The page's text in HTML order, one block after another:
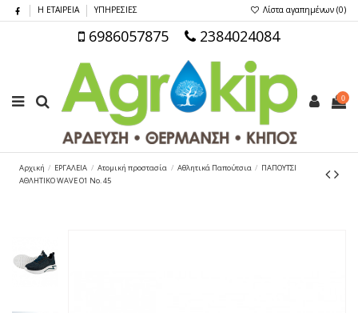
Η ΕΤΑΙΡΕΙΑ ΥΠΗΡΕΣΙΕΣ Λίστα αγαπημένων (0)
6986057875 2384024084
0
Αρχική ΕΡΓΑΛΕΙΑ Ατομική προστασία Αθλητικά Παπούτσια
ΠΑΠΟΥΤΣΙ
ΑΘΛΗΤΙΚΟ WAVE O1 No. 45